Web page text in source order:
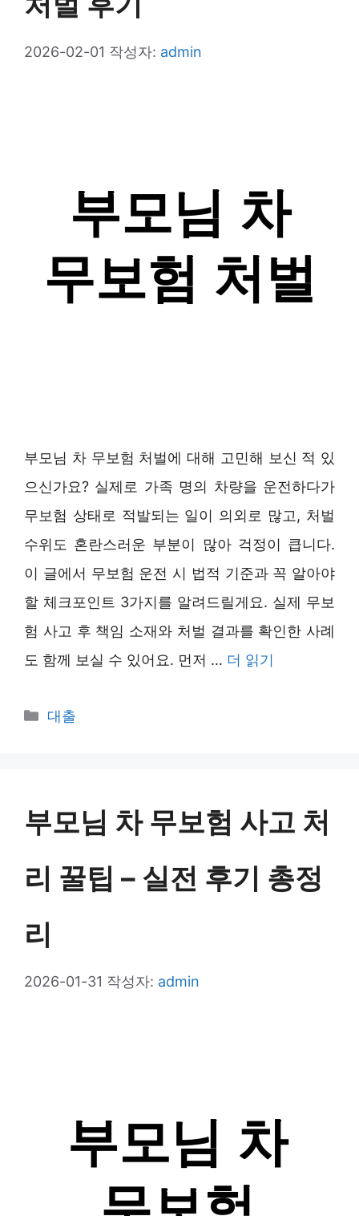
2026-02-01 작성자: admin
부모님 차 무보험 처벌에 대해 고민해 보신 적 있
으신가요? 실제로 가족 명의 차량을 운전하다가
무보험 상태로 적발되는 일이 의외로 많고, 처벌
수위도 혼란스러운 부분이 많아 걱정이 큽니다.
이 글에서 무보험 운전 시 법적 기준과 꼭 알아야
할 체크포인트 3가지를 알려드릴게요. 실제 무보
험 사고 후 책임 소재와 처벌 결과를 확인한 사례
도 함께 보실 수 있어요. 먼저 … 더 읽기
카
대출
부모님 차 무보험 사고 처
리 꿀팁 – 실전 후기 총정
리
2026-01-31 작성자: admin